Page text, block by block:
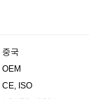
중국
OEM
CE, ISO